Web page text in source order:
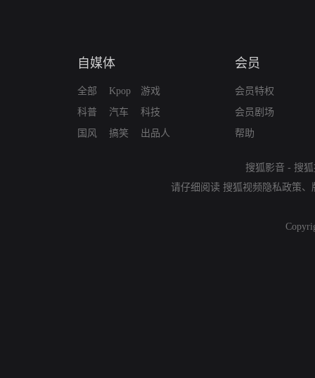
自媒体
全部
科普
国风
Kpop
汽车
搞笑
游戏
科技
出品人
会员
会员特权
会员剧场
帮助
搜狐影音 - 搜
请仔细阅读 搜狐视频隐私政策、